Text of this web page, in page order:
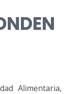
Alimentaria,